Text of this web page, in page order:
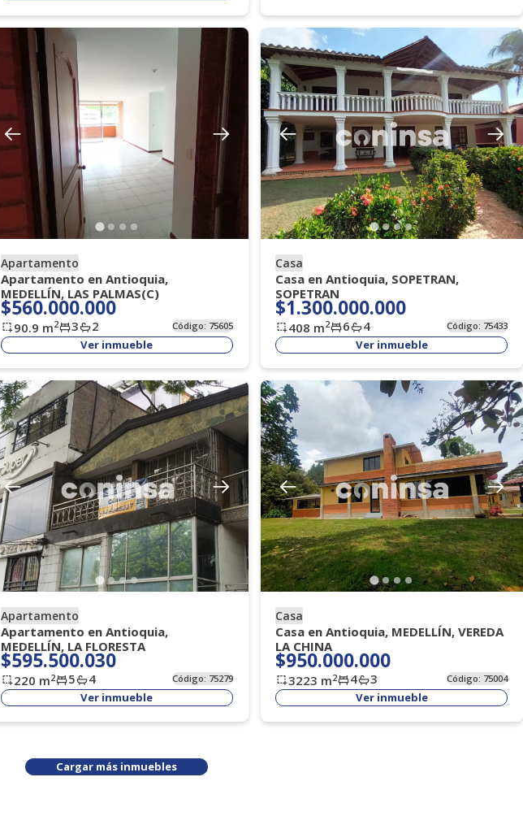
Apartamento
Apartamento en Antioquia,
MEDELLÍN, LAS PALMAS(C)
$560.000.000
90.9 m2 3 2 Código: 75605
Ver inmueble
Casa
Casa en Antioquia, SOPETRAN,
SOPETRAN
$1.300.000.000
408 m2 6 4 Código: 75433
Ver inmueble
Apartamento
Apartamento en Antioquia,
MEDELLÍN, LA FLORESTA
$595.500.030
220 m2 5 4 Código: 75279
Ver inmueble
Casa
Casa en Antioquia, MEDELLÍN, VEREDA
LA CHINA
$950.000.000
3223 m2 4 3 Código: 75004
Ver inmueble
Cargar más inmuebles